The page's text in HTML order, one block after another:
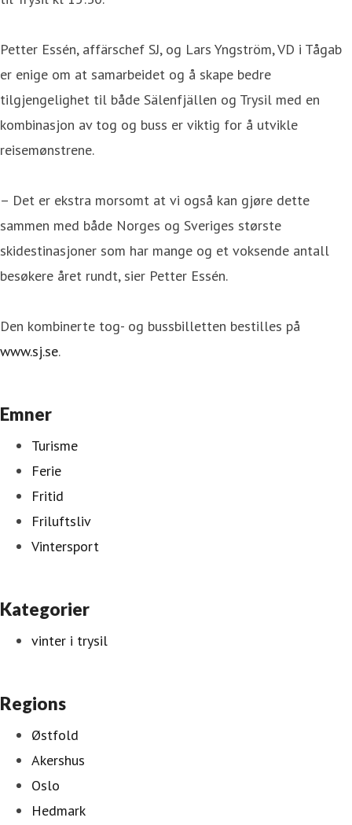
Petter Essén, affärschef SJ, og Lars Yngström, VD i Tågab
er enige om at samarbeidet og å skape bedre
tilgjengelighet til både Sälenfjällen og Trysil med en
kombinasjon av tog og buss er viktig for å utvikle
reisemønstrene.
– Det er ekstra morsomt at vi også kan gjøre dette
sammen med både Norges og Sveriges største
skidestinasjoner som har mange og et voksende antall
besøkere året rundt, sier Petter Essén.
Den kombinerte tog- og bussbilletten bestilles på
www.sj.se.
Emner
Turisme
Ferie
Fritid
Friluftsliv
Vintersport
Kategorier
vinter i trysil
Regions
Østfold
Akershus
Oslo
Hedmark